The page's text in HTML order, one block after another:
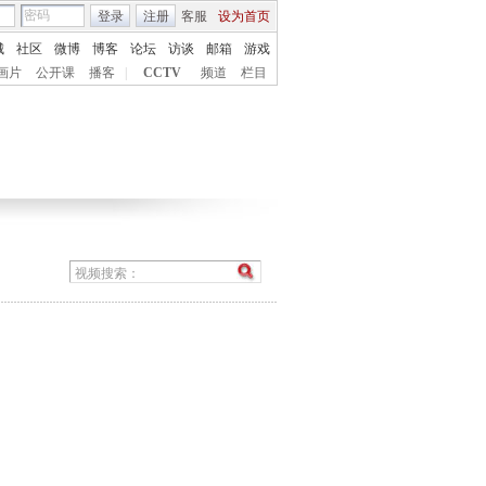
客服 设为首页
登录 注册
社区 微博 博客 论坛 访谈 邮箱
游戏
片
公开课 播客 CCTV 频道 栏目